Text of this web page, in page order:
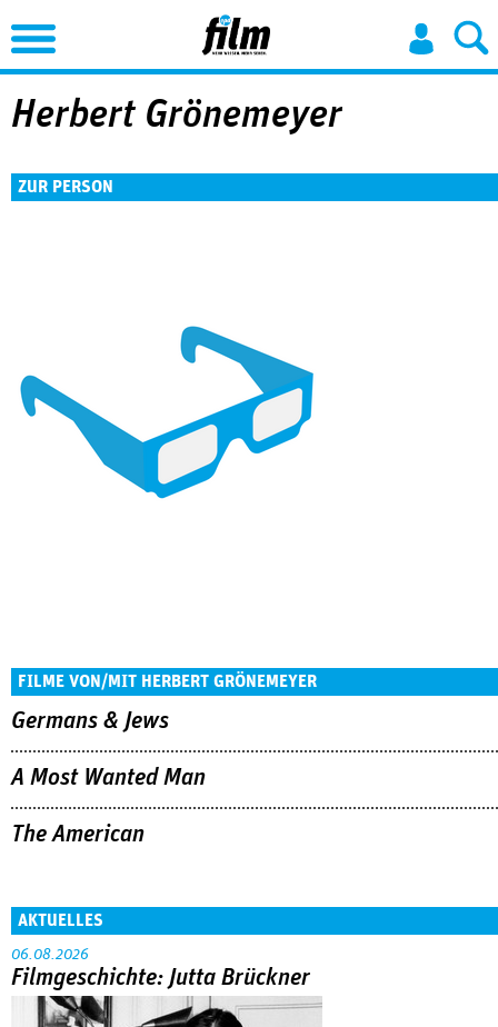
Jump to Navigation
Herbert Grönemeyer
ZUR PERSON
FILME VON/MIT HERBERT GRÖNEMEYER
Germans & Jews
A Most Wanted Man
The American
AKTUELLES
06.08.2026
Filmgeschichte: Jutta Brückner